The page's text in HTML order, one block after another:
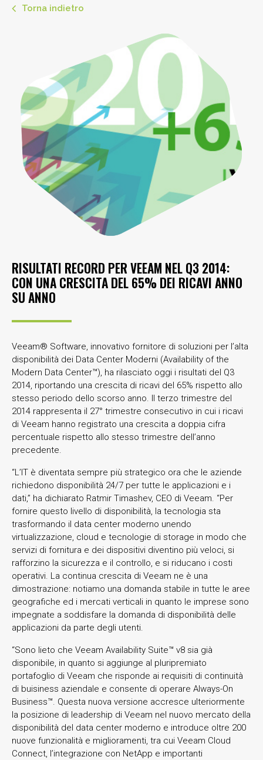
Torna indietro
RISULTATI RECORD PER VEEAM NEL Q3 2014:
CON UNA CRESCITA DEL 65% DEI RICAVI ANNO
SU ANNO
Veeam® Software, innovativo fornitore di soluzioni per l’alta
disponibilità dei Data Center Moderni (Availability of the
Modern Data Center™), ha rilasciato oggi i risultati del Q3
2014, riportando una crescita di ricavi del 65% rispetto allo
stesso periodo dello scorso anno. Il terzo trimestre del
2014 rappresenta il 27° trimestre consecutivo in cui i ricavi
di Veeam hanno registrato una crescita a doppia cifra
percentuale rispetto allo stesso trimestre dell’anno
precedente.
“L’IT è diventata sempre più strategico ora che le aziende
richiedono disponibilità 24/7 per tutte le applicazioni e i
dati,” ha dichiarato Ratmir Timashev, CEO di Veeam. “Per
fornire questo livello di disponibilità, la tecnologia sta
trasformando il data center moderno unendo
virtualizzazione, cloud e tecnologie di storage in modo che
servizi di fornitura e dei dispositivi diventino più veloci, si
rafforzino la sicurezza e il controllo, e si riducano i costi
operativi. La continua crescita di Veeam ne è una
dimostrazione: notiamo una domanda stabile in tutte le aree
geografiche ed i mercati verticali in quanto le imprese sono
impegnate a soddisfare la domanda di disponibilità delle
applicazioni da parte degli utenti.
“Sono lieto che Veeam Availability Suite™ v8 sia già
disponibile, in quanto si aggiunge al pluripremiato
portafoglio di Veeam che risponde ai requisiti di continuità
di buisiness aziendale e consente di operare Always-On
Business™. Questa nuova versione accresce ulteriormente
la posizione di leadership di Veeam nel nuovo mercato della
disponibilità del data center moderno e introduce oltre 200
nuove funzionalità e miglioramenti, tra cui Veeam Cloud
Connect, l’integrazione con NetApp e importanti